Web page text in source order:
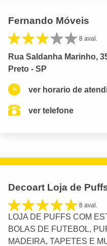
Fernando Móveis
8 aval.
Rua Saldanha Marinho,
Preto - SP
ver horario de
ver telefone
Decoart Loja de
8 aval.
LOJA DE PUFFS COM
BOLAS DE FUTEBOL,
MADEIRA, TAPETES E